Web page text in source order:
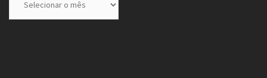
Anteriores